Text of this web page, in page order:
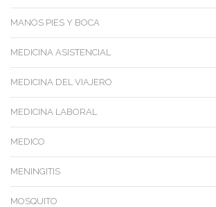
MANOS PIES Y BOCA
MEDICINA ASISTENCIAL
MEDICINA DEL VIAJERO
MEDICINA LABORAL
MEDICO
MENINGITIS
MOSQUITO